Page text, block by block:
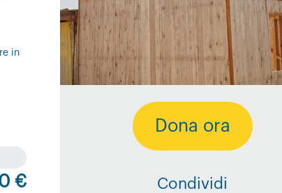
in
€
Dona ora
Condividi